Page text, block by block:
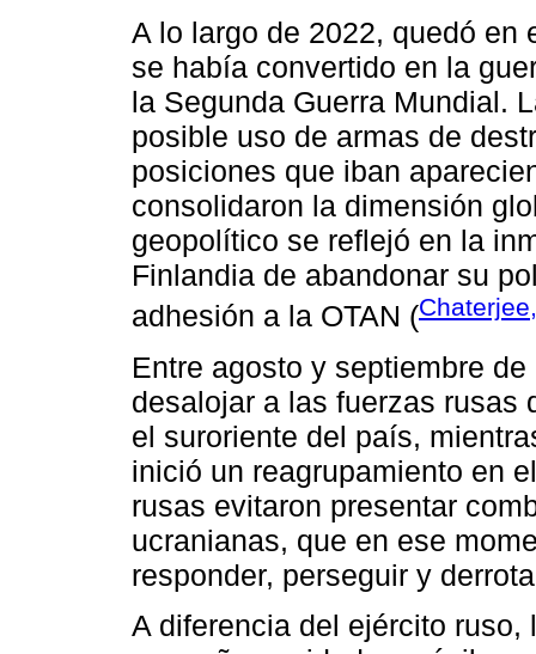
A lo largo de 2022, quedó en
se había convertido en la
la Segunda Guerra Mundial.
posible uso de armas de
posiciones que iban
consolidaron la dimensión
geopolítico se reflejó en la
Finlandia de abandonar su
adhesión a la OTAN (
Entre agosto y septiembre
desalojar a las fuerzas rusas
el suroriente del país,
inició un reagrupamiento en
rusas evitaron presentar
ucranianas, que en ese
responder, perseguir y
A diferencia del ejército